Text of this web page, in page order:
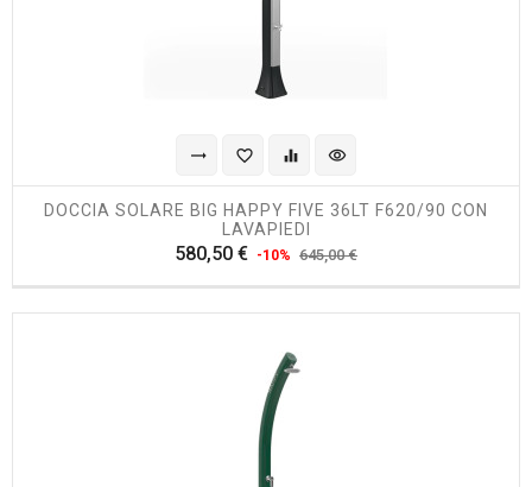
trending_flat favorite_border equalizer visibility
DOCCIA SOLARE BIG HAPPY FIVE 36LT F620/90 CON
LAVAPIEDI
580,50 € Prezzo
-10% 645,00 €Prezzo